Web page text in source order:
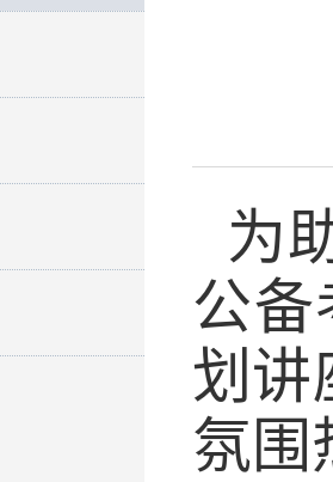
为
公备
划讲
氛围